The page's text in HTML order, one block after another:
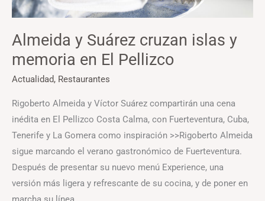
Almeida y Suárez cruzan islas y
memoria en El Pellizco
Actualidad, Restaurantes
Rigoberto Almeida y Víctor Suárez compartirán una cena
inédita en El Pellizco Costa Calma, con Fuerteventura, Cuba,
Tenerife y La Gomera como inspiración >>Rigoberto Almeida
sigue marcando el verano gastronómico de Fuerteventura.
Después de presentar su nuevo menú Experience, una
versión más ligera y refrescante de su cocina, y de poner en
Pellizco